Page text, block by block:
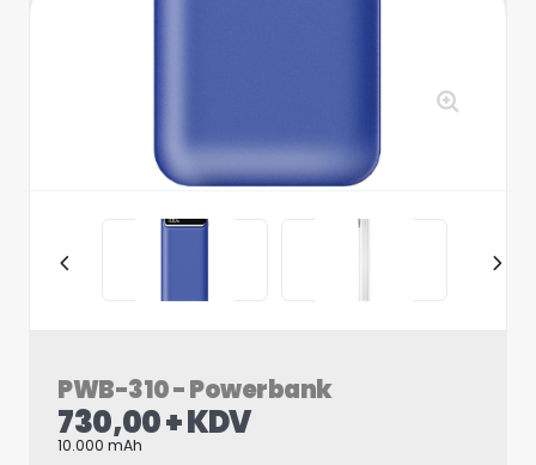
PWB-310 - Powerbank
730,00 + KDV
10.000 mAh